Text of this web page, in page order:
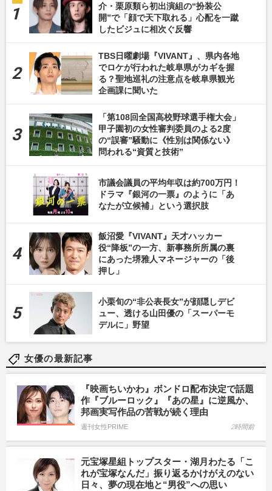
介・栗原類ら初出演組の“扮装公
開”で「顔で天下取れる」心配を一蹴
したビジュに相次ぐ反響
TBS日曜劇場『VIVANT』、県内各地
でロケが行われた岐阜県がカギを握
る？聖地巡礼の注意点を岐阜県観光
企画課に聞いた
「第108回全国高校野球選手権大会」
甲子園初の女性審判委員のよる2度
の“誤審”騒動に《性別は関係ない》
問われる“資質と技術”
市議会議員の平均年収は約700万円！
ドラマ『銀河の一票』のように「あ
なたが立候補」という選択肢
飯沼愛『VIVANT』天才ハッカー
役“降板”の一方、新事務所所属の裏
にあった堺雅人マネージャーの「後
押し」
小栗旬の“非公表長女”が顔隠しデビ
ュー、透ける山田優の「スーパーモ
デルに」野望
女優の最新記事
『映画ちいかわ』ボンドロ配布決定で話題
作『ブルーロック』『あの星』に逆風か、
邦画実写作品の苦戦が続く理由
週刊女性PRIME 2時間前
元宝塚星組トップスター・湖月わたる「こ
れが宝塚なんだ」振り返るかけがえのない
日々、夢の現在地と“男役”への思い